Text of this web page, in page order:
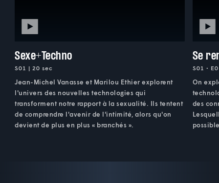
Sexe+Techno
S01 | 20 sec
Jean-Michel Vanasse et Marilou Ethier explorent
l'univers des nouvelles technologies qui
transforment notre rapport à la sexualité. Ils tentent
de comprendre l'avenir de l'intimité, alors qu'on
devient de plus en plus « branchés ».
Se
S01 •
On
des